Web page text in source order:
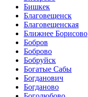
Бишкек
Благовещенск
Благовещенская
Ближнее Борисово
Бобров
Боброво
Бобруйск
Богатые Сабы
Богданович
Богданово